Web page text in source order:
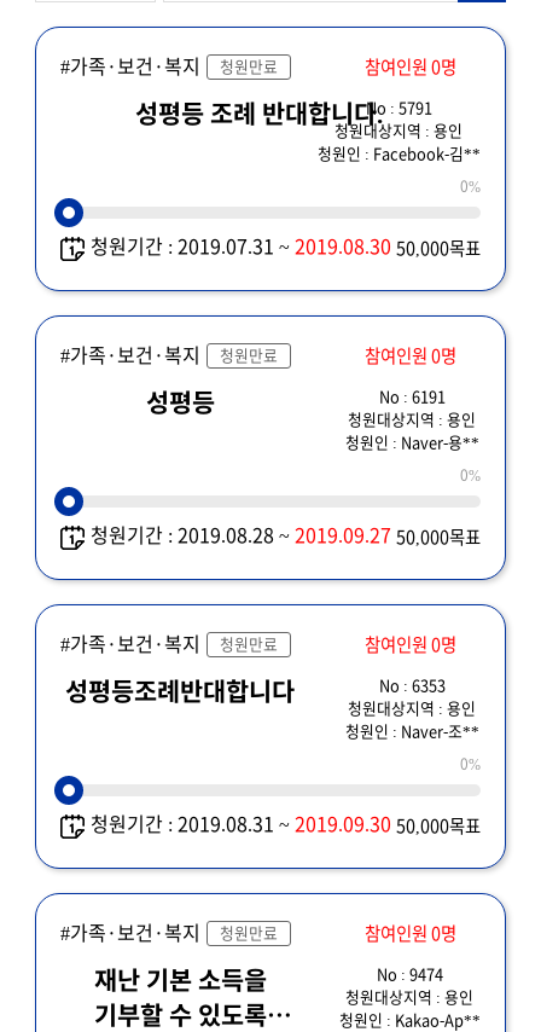
#가족·보건·복지 청원만료 참여인원 0명
성평등 조례 반대합니다.No : 5791
청원대상지역 : 용인
청원인 : Facebook-김**
0%
청원기간 : 2019.07.31 ~2019.08.30 50,000목표
#가족·보건·복지 청원만료 참여인원 0명
성평등
No : 6191
청원대상지역 : 용인
청원인 : Naver-용**
0%
청원기간 : 2019.08.28 ~2019.09.27 50,000목표
#가족·보건·복지 청원만료 참여인원 0명
성평등조례반대합니다
No : 6353
청원대상지역 : 용인
청원인 : Naver-조**
0%
청원기간 : 2019.08.31 ~2019.09.30 50,000목표
#가족·보건·복지 청원만료 참여인원 0명
재난 기본 소득을
기부할 수 있도록
No : 9474
청원대상지역 : 용인
청원인 : Kakao-Ap**